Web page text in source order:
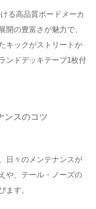
る高品質ボードメーカ
開の豊富さが魅力で、
キックがストリートか
ンドデッキテープ1枚付
ンスのコツ
日々のメンテナンスが
や、テール・ノーズの
ます。